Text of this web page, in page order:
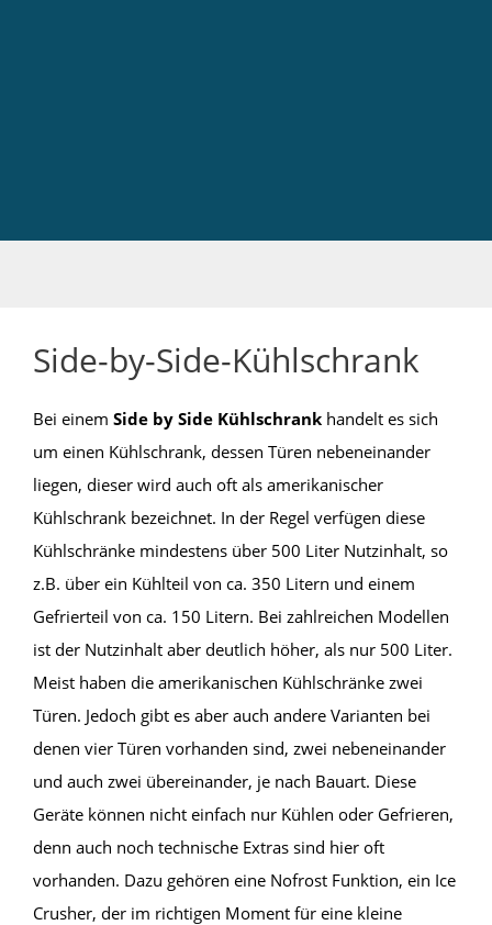
Side-by-Side-Kühlschrank
Bei einem Side by Side Kühlschrank handelt es sich
um einen Kühlschrank, dessen Türen nebeneinander
liegen, dieser wird auch oft als amerikanischer
Kühlschrank bezeichnet. In der Regel verfügen diese
Kühlschränke mindestens über 500 Liter Nutzinhalt, so
z.B. über ein Kühlteil von ca. 350 Litern und einem
Gefrierteil von ca. 150 Litern. Bei zahlreichen Modellen
ist der Nutzinhalt aber deutlich höher, als nur 500 Liter.
Meist haben die amerikanischen Kühlschränke zwei
Türen. Jedoch gibt es aber auch andere Varianten bei
denen vier Türen vorhanden sind, zwei nebeneinander
und auch zwei übereinander, je nach Bauart. Diese
Geräte können nicht einfach nur Kühlen oder Gefrieren,
denn auch noch technische Extras sind hier oft
vorhanden. Dazu gehören eine Nofrost Funktion, ein Ice
Crusher, der im richtigen Moment für eine kleine